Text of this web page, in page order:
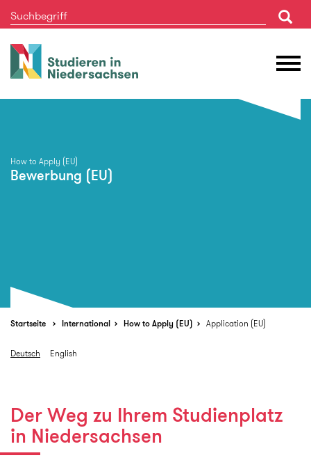
Studieren
in
How to Apply (EU)
Bewerbung (EU)
Startseite International How to Apply (EU) Application (EU)
Deutsch English
Der Weg zu Ihrem Studienplatz
in Niedersachsen